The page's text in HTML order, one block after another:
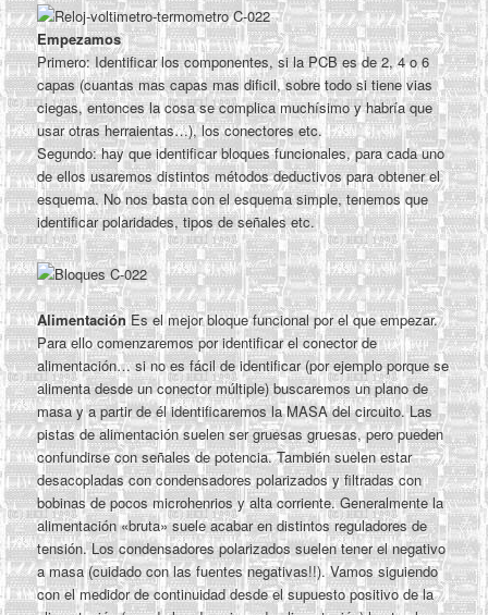
Empezamos
Primero: Identificar los componentes, si la PCB es de 2, 4 o 6
capas (cuantas mas capas mas dificil, sobre todo si tiene vias
ciegas, entonces la cosa se complica muchísimo y habría que
usar otras herraientas…), los conectores etc.
Segundo: hay que identificar bloques funcionales, para cada uno
de ellos usaremos distintos métodos deductivos para obtener el
esquema. No nos basta con el esquema simple, tenemos que
identificar polaridades, tipos de señales etc.
Alimentación Es el mejor bloque funcional por el que empezar.
Para ello comenzaremos por identificar el conector de
alimentación… si no es fácil de identificar (por ejemplo porque se
alimenta desde un conector múltiple) buscaremos un plano de
masa y a partir de él identificaremos la MASA del circuito. Las
pistas de alimentación suelen ser gruesas gruesas, pero pueden
confundirse con señales de potencia. También suelen estar
desacopladas con condensadores polarizados y filtradas con
bobinas de pocos microhenrios y alta corriente. Generalmente la
alimentación «bruta» suele acabar en distintos reguladores de
tensión. Los condensadores polarizados suelen tener el negativo
a masa (cuidado con las fuentes negativas!!). Vamos siguiendo
con el medidor de continuidad desde el supuesto positivo de la